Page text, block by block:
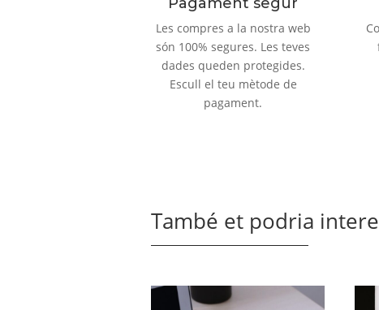
Les compres a la nostra web
són 100% segures. Les teves
dades queden protegides.
Escull el teu mètode de
pagament.
També et podria